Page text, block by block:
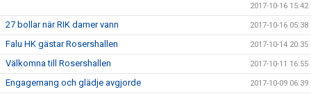
2017-10-16 15:42
27 bollar när RIK damer vann 2017-10-16 05:38
Falu HK gästar Rosershallen 2017-10-14 20:35
Välkomna till Rosershallen 2017-10-11 16:55
Engagemang och glädje avgjorde 2017-10-09 06:39